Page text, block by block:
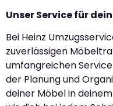
Unser Service für
Bei Heinz
zuverlässigen
umfangreichen
der Planung und
deiner Möbel in